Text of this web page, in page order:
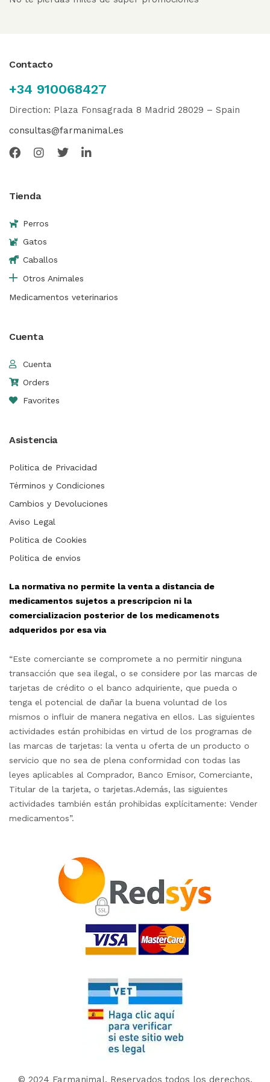
Contacto
+34 910068427
Direction: Plaza Fonsagrada 8 Madrid 28029 – Spain
consultas@farmanimal.es
Tienda
Perros
Gatos
Caballos
Otros Animales
Medicamentos veterinarios
Cuenta
Cuenta
Orders
Favorites
Asistencia
Politica de Privacidad
Términos y Condiciones
Cambios y Devoluciones
Aviso Legal
Politica de Cookies
Politica de envios
La normativa no permite la venta a distancia de
medicamentos sujetos a prescripcion ni la
comercializacion posterior de los medicamenots
adqueridos por esa via
“Este comerciante se compromete a no permitir ninguna
transacción que sea ilegal, o se considere por las marcas de
tarjetas de crédito o el banco adquiriente, que pueda o
tenga el potencial de dañar la buena voluntad de los
mismos o influir de manera negativa en ellos. Las siguientes
actividades están prohibidas en virtud de los programas de
las marcas de tarjetas: la venta u oferta de un producto o
servicio que no sea de plena conformidad con todas las
leyes aplicables al Comprador, Banco Emisor, Comerciante,
Titular de la tarjeta, o tarjetas.Además, las siguientes
actividades también están prohibidas explícitamente: Vender
medicamentos”.
© 2024 Farmanimal. Reservados todos los derechos.